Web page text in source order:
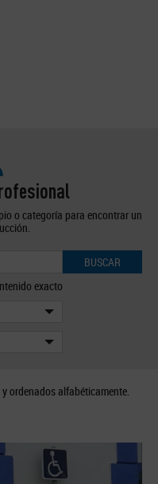
o categoría para encontrar un
BUSCAR
exacto
ordenados alfabéticamente.